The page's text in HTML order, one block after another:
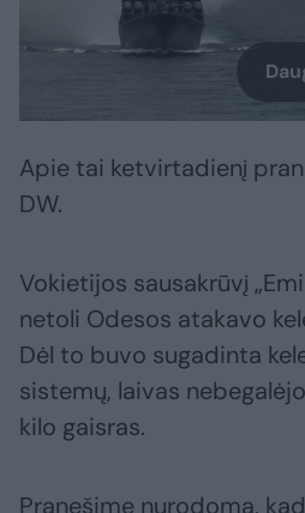
Apie tai ketvirtadienį
DW.
Vokietijos sausakrūvį
netoli Odesos atakavo
Dėl to buvo sugadinta
sistemų, laivas
kilo gaisras.
Pranešime nurodoma,